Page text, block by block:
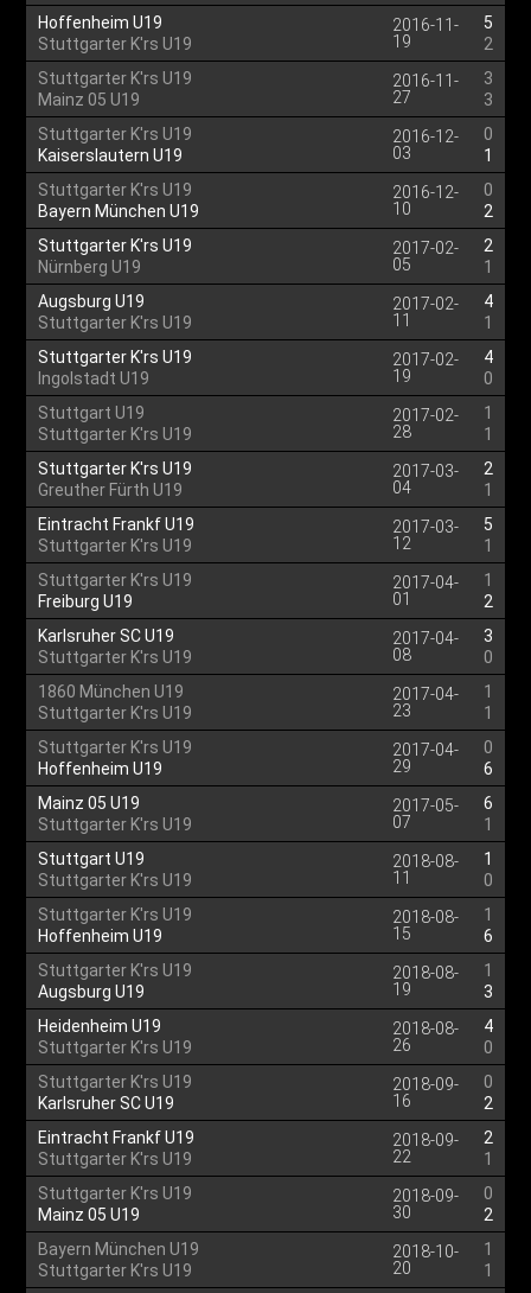
Hoffenheim U19
Stuttgarter K'rs U19
2016-11-
19
5
2
Stuttgarter K'rs U19
Mainz 05 U19
2016-11-
27
3
3
Stuttgarter K'rs U19
Kaiserslautern U19
2016-12-
03
0
1
Stuttgarter K'rs U19
Bayern München U19
2016-12-
10
0
2
Stuttgarter K'rs U19
Nürnberg U19
2017-02-
05
2
1
Augsburg U19
Stuttgarter K'rs U19
2017-02-
11
4
1
Stuttgarter K'rs U19
Ingolstadt U19
2017-02-
19
4
0
Stuttgart U19
Stuttgarter K'rs U19
2017-02-
28
1
1
Stuttgarter K'rs U19
Greuther Fürth U19
2017-03-
04
2
1
Eintracht Frankf U19
Stuttgarter K'rs U19
2017-03-
12
5
1
Stuttgarter K'rs U19
Freiburg U19
2017-04-
01
1
2
Karlsruher SC U19
Stuttgarter K'rs U19
2017-04-
08
3
0
1860 München U19
Stuttgarter K'rs U19
2017-04-
23
1
1
Stuttgarter K'rs U19
Hoffenheim U19
2017-04-
29
0
6
Mainz 05 U19
Stuttgarter K'rs U19
2017-05-
07
6
1
Stuttgart U19
Stuttgarter K'rs U19
2018-08-
11
1
0
Stuttgarter K'rs U19
Hoffenheim U19
2018-08-
15
1
6
Stuttgarter K'rs U19
Augsburg U19
2018-08-
19
1
3
Heidenheim U19
Stuttgarter K'rs U19
2018-08-
26
4
0
Stuttgarter K'rs U19
Karlsruher SC U19
2018-09-
16
0
2
Eintracht Frankf U19
Stuttgarter K'rs U19
2018-09-
22
2
1
Stuttgarter K'rs U19
Mainz 05 U19
2018-09-
30
0
2
Bayern München U19
Stuttgarter K'rs U19
2018-10-
20
1
1